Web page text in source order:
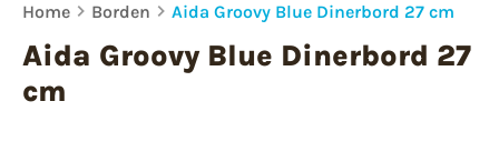
Home Borden Aida Groovy Blue Dinerbord 27 cm
Aida Groovy Blue Dinerbord 27
cm